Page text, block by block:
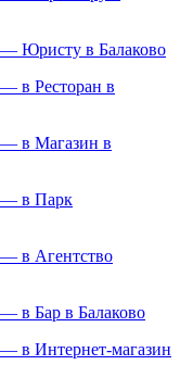
Юристу в Балаково
в Ресторан в
в Магазин в
— в Парк
в Агентство
в Бар в Балаково
в Интернет-магазин